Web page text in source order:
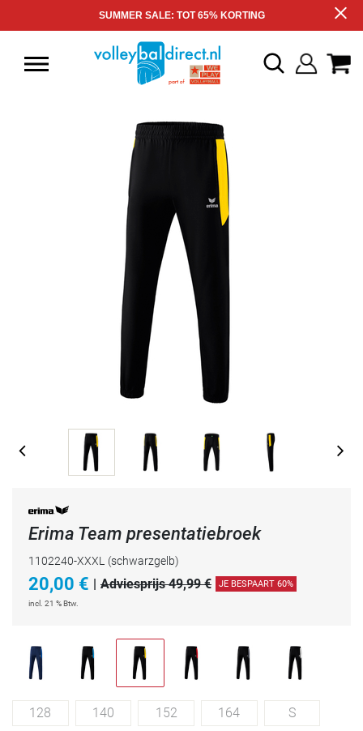
SUMMER SALE: TOT 65% KORTING
Erima Team presentatiebroek
1102240-XXXL (schwarzgelb)
20,00 € | Adviesprijs 49,99 € JE BESPAART 60%
incl. 21 % Btw.
128 140 152 164 S